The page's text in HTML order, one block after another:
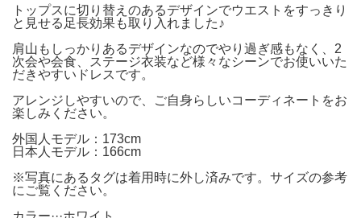
トップスに切り替えのあるデザインでウエストをすっきり
と見せる足長効果も取り入れました♪
肩山もしっかりあるデザインなのでやり過ぎ感もなく、2
次会や会食、ステージ衣装など様々なシーンでお使いいた
だきやすいドレスです。
アレンジしやすいので、ご自身らしいコーディネートをお
楽しみください。
外国人モデル：173cm
日本人モデル：166cm
※写真にあるタグは着用時に外し済みです。サイズの参考
にご覧ください。